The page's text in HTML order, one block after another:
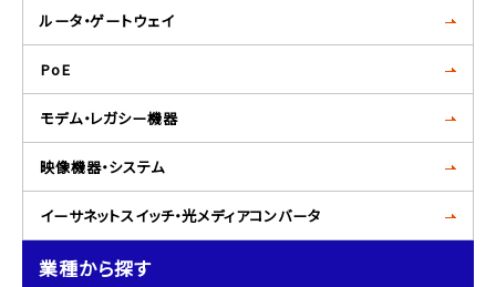
ルータ・ゲートウェイ
PoE
モデム・レガシー機器
映像機器・システム
イーサネットスイッチ・光メディアコンバータ
業種から探す